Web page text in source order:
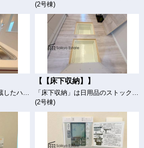
(2号棟)
「浄水器」をスリムに内蔵したハンドシャワー式の水栓金具です。シンクもスッキリ！(2号棟)
【【床下収納】】
「床下収納」は日用品のストックや、使用頻度の低い物などを収納するのに便利なスペースです。
(2号棟)